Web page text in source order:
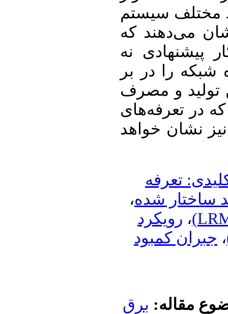
مختلف سیستم
می‌دهند که
پیشنهادی نه
شبکه را در بر
تولید و مصرف
در تعرفه‌های
نشان خواهد
تعرفه
ساختار شده،
، رویکرد
، جبران کمبود
مقاله: برق